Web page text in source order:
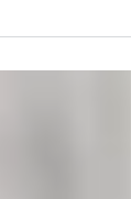
vaativat
teknologiaa.
jotka on